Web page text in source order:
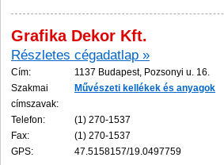
Grafika Dekor Kft.
Részletes cégadatlap »
Cím:
1137 Budapest, Pozsonyi u. 16.
Szakmai
címszavak:
Művészeti kellékek és anyagok
Telefon:
(1) 270-1537
Fax:
(1) 270-1537
GPS:
47.5158157/19.0497759